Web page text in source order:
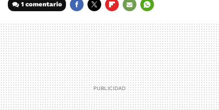
1 comentario
MAIL